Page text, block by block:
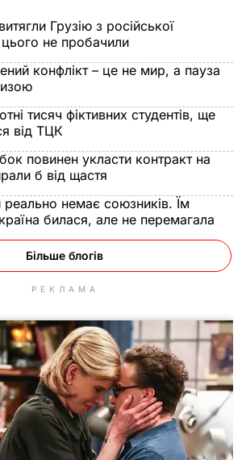
Грузію з російської
не пробачили
конфлікт – це не мир, а пауза
тисяч фіктивних студентів, ще
від ТЦК
повинен укласти контракт на
б від щастя
реально немає союзників. Їм
билася, але не перемагала
Більше блогів
РЕКЛАМА